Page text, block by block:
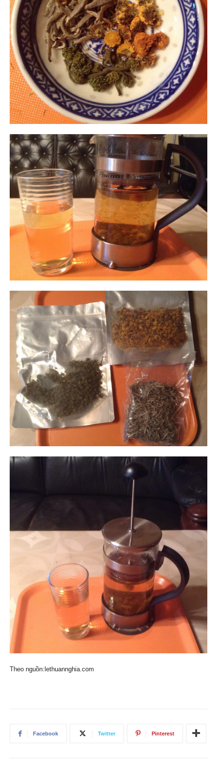
Theo nguồn:lethuannghia.com
Facebook Twitter Pinterest